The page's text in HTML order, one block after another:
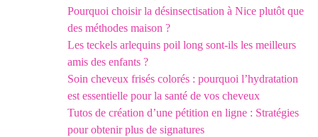
Pourquoi choisir la désinsectisation à Nice plutôt que
des méthodes maison ?
Les teckels arlequins poil long sont-ils les meilleurs
amis des enfants ?
Soin cheveux frisés colorés : pourquoi l’hydratation
est essentielle pour la santé de vos cheveux
Tutos de création d’une pétition en ligne : Stratégies
pour obtenir plus de signatures